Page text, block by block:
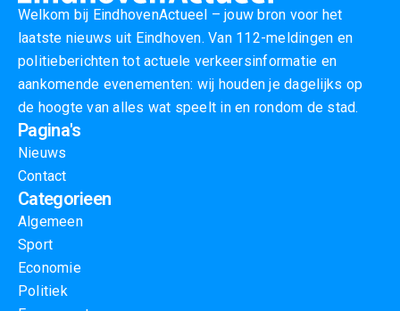
Welkom bij EindhovenActueel – jouw bron voor het
laatste nieuws uit Eindhoven. Van 112-meldingen en
politieberichten tot actuele verkeersinformatie en
aankomende evenementen: wij houden je dagelijks op
de hoogte van alles wat speelt in en rondom de stad.
Pagina's
Nieuws
Contact
Categorieen
Algemeen
Sport
Economie
Politiek